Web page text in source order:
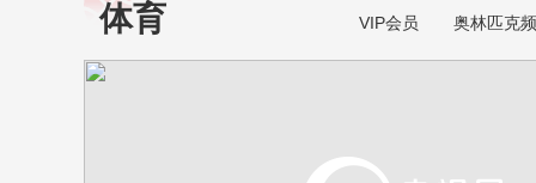
体育 VIP会员 奥林匹克